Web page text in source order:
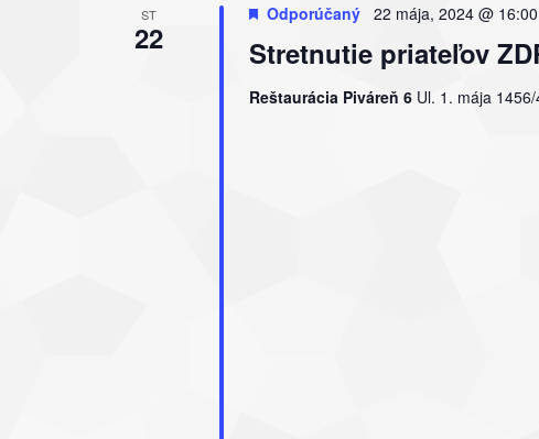
ST
22 Stretnutie priateľov
Odporúčaný 22 mája, 2024 @ 16:00
Reštaurácia Piváreň 6 Ul. 1. mája